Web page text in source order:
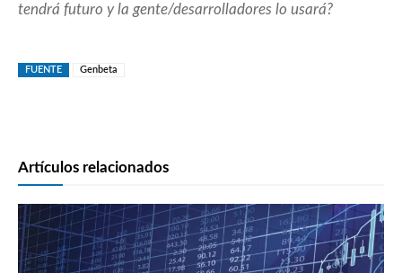
tendrá futuro y la gente/desarrolladores lo usará?
FUENTE Genbeta
Artículos relacionados